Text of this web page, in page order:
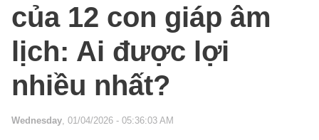
của 12 con giáp âm
lịch: Ai được lợi
nhiều nhất?
Wednesday, 01/04/2026 - 05:36:03 AM